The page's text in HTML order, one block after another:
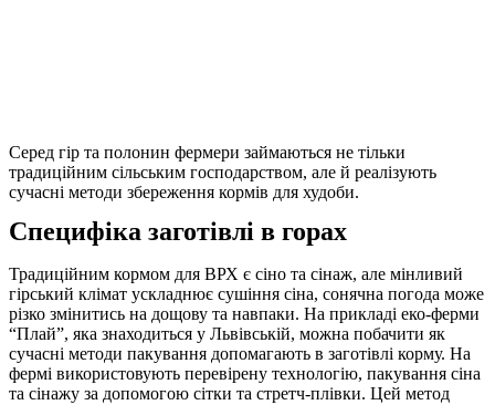
Серед гір та полонин фермери займаються не тільки
традиційним сільським господарством, але й реалізують
сучасні методи збереження кормів для худоби.
Специфіка заготівлі в горах
Традиційним кормом для ВРХ є сіно та сінаж, але мінливий
гірський клімат ускладнює сушіння сіна, сонячна погода може
різко змінитись на дощову та навпаки. На прикладі еко-ферми
“Плай”, яка знаходиться у Львівській, можна побачити як
сучасні методи пакування допомагають в заготівлі корму. На
фермі використовують перевірену технологію, пакування сіна
та сінажу за допомогою сітки та стретч-плівки. Цей метод